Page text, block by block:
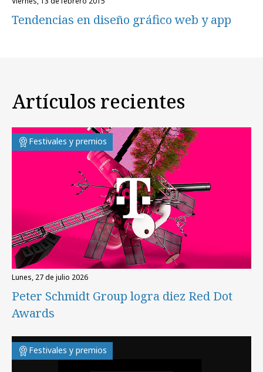
Tendencias en diseño gráfico web y app
Artículos recientes
Festivales y premios
lunes, 27 de julio 2026
Peter Schmidt Group logra diez Red Dot
Awards
Festivales y premios